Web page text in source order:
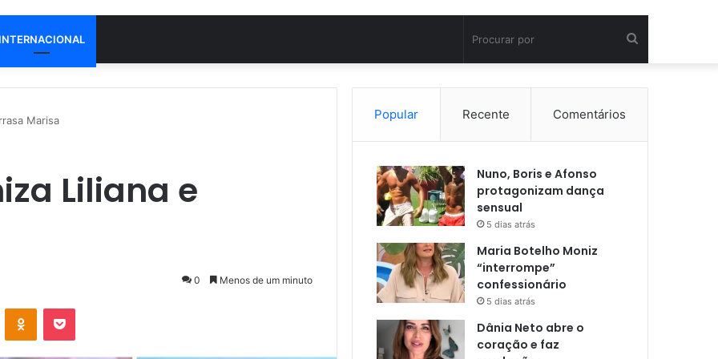
INTERNACIONAL
por
Marisa
Liliana e
0 Menos de um minuto
OK Pocket
Popular Recente Comentários
Nuno, Boris e Afonso
protagonizam dança
sensual
5 dias atrás
Maria Botelho Moniz
“interrompe”
confessionário
5 dias atrás
Dânia Neto abre o
coração e faz